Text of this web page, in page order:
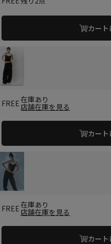
カート
FREE在庫あり
店舗在庫を見る
カート
FREE在庫あり
店舗在庫を見る
カート